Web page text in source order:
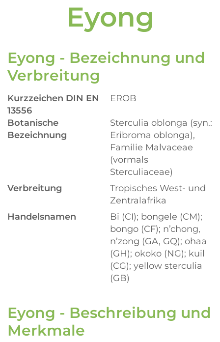
Eyong
Eyong - Bezeichnung und
Verbreitung
Kurzzeichen DIN EN
13556
EROB
Botanische
Bezeichnung
Sterculia oblonga (syn.:
Eribroma oblonga),
Familie Malvaceae
(vormals
Sterculiaceae)
Verbreitung
Tropisches West- und
Zentralafrika
Handelsnamen
Bi (CI); bongele (CM);
bongo (CF); n’chong,
n’zong (GA, GQ); ohaa
(GH); okoko (NG); kuil
(CG); yellow sterculia
(GB)
Eyong - Beschreibung und
Merkmale